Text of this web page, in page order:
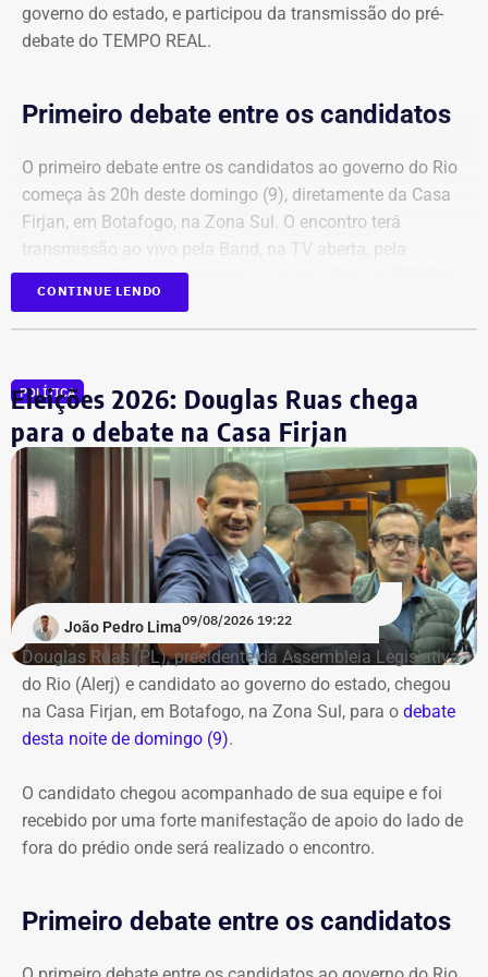
governo do estado, e participou da transmissão do pré-
debate do TEMPO REAL.
Primeiro debate entre os candidatos
O primeiro debate entre os candidatos ao governo do Rio
começa às 20h deste domingo (9), diretamente da Casa
Firjan, em Botafogo, na Zona Sul. O encontro terá
transmissão ao vivo pela Band, na TV aberta, pela
BandNews FM Rio (90.3 FM) e pelo
Garotinho (Republicanos), Douglas Ruas (PL) e Willian
Siri (PSOL). O candidato Eduardo Paes (PSD) informou
na noite anterior que não iria comparecer.
O público também poderá acompanhar a cobertura
especial do TEMPO REAL pelo Instagram do portal, com
transmissão e atualizações nos Stories. Estamos ao vivo
com o pré-debate desde às 19h.Acompanhe pelo link.
CONTINUE LENDO
POLÍTICA
Eleições 2026: Douglas Ruas chega
para o debate na Casa Firjan
João Pedro Lima09/08/2026 19:22
Douglas Ruas (PL), presidente da Assembleia Legislativa
do Rio (Alerj) e candidato ao governo do estado, chegou
na Casa Firjan, em Botafogo, na Zona Sul, para o debate
desta noite de domingo (9).
O candidato chegou acompanhado de sua equipe e foi
recebido por uma forte manifestação de apoio do lado de
fora do prédio onde será realizado o encontro.
Primeiro debate entre os candidatos